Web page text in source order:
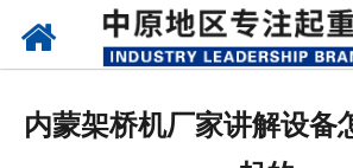
内蒙架桥机厂家讲解设备